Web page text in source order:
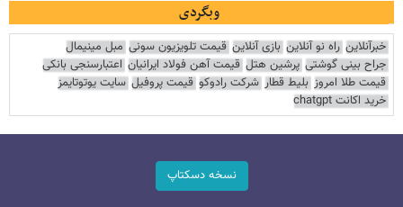
وبگردی
خبرآنلاین راه نو آنلاین بازی آنلاین قیمت تلویزیون سونی مبل مینیمال
جراح بینی گوشتی پرشین هتل قیمت آهن فولاد ایرانیان اعتبارسنجی بانکی
قیمت طلا امروز بلیط قطار شرکت رادوکو قیمت پروفیل سایت یوتوتایمز
خرید اکانت chatgpt
نسخه دسکتاپ